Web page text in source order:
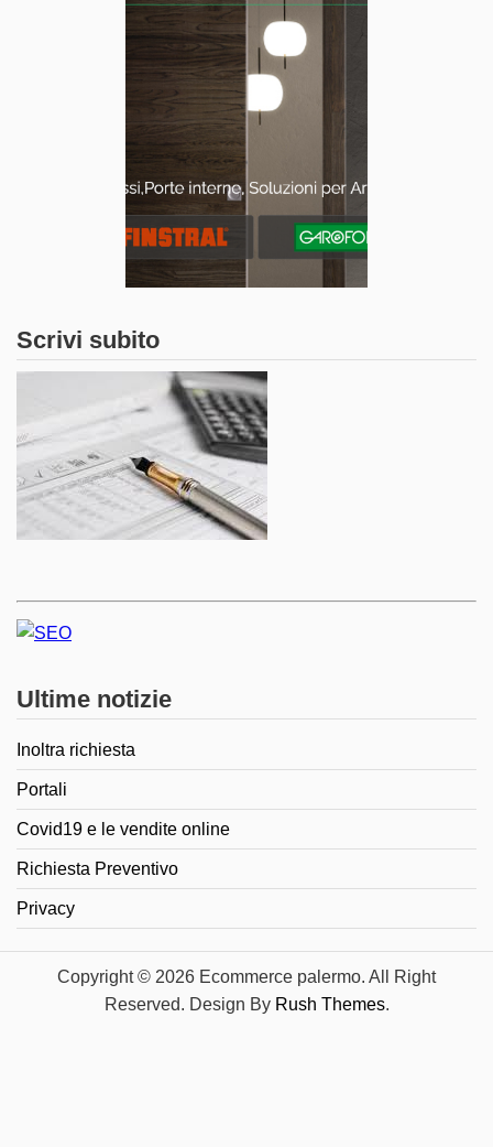
Scrivi subito
Ultime notizie
Inoltra richiesta
Portali
Covid19 e le vendite online
Richiesta Preventivo
Privacy
Copyright © 2026 Ecommerce palermo. All Right
Reserved. Design By Rush Themes.